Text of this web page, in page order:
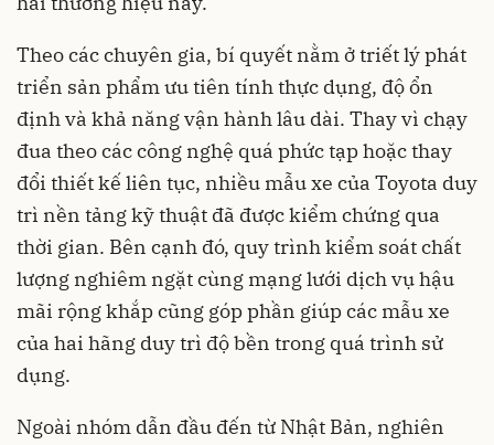
Theo các chuyên gia, bí quyết nằm ở triết lý phát
triển sản phẩm ưu tiên tính thực dụng, độ ổn
định và khả năng vận hành lâu dài. Thay vì chạy
đua theo các công nghệ quá phức tạp hoặc thay
đổi thiết kế liên tục, nhiều mẫu xe của Toyota duy
trì nền tảng kỹ thuật đã được kiểm chứng qua
thời gian. Bên cạnh đó, quy trình kiểm soát chất
lượng nghiêm ngặt cùng mạng lưới dịch vụ hậu
mãi rộng khắp cũng góp phần giúp các mẫu xe
của hai hãng duy trì độ bền trong quá trình sử
dụng.
Ngoài nhóm dẫn đầu đến từ Nhật Bản, nghiên